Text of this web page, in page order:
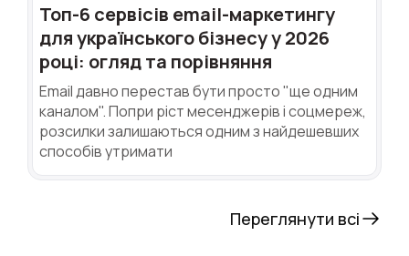
Топ-6 сервісів email-маркетингу
для українського бізнесу у 2026
році: огляд та порівняння
Email давно перестав бути просто "ще одним
каналом". Попри ріст месенджерів і соцмереж,
розсилки залишаються одним з найдешевших
способів утримати
Переглянути всі